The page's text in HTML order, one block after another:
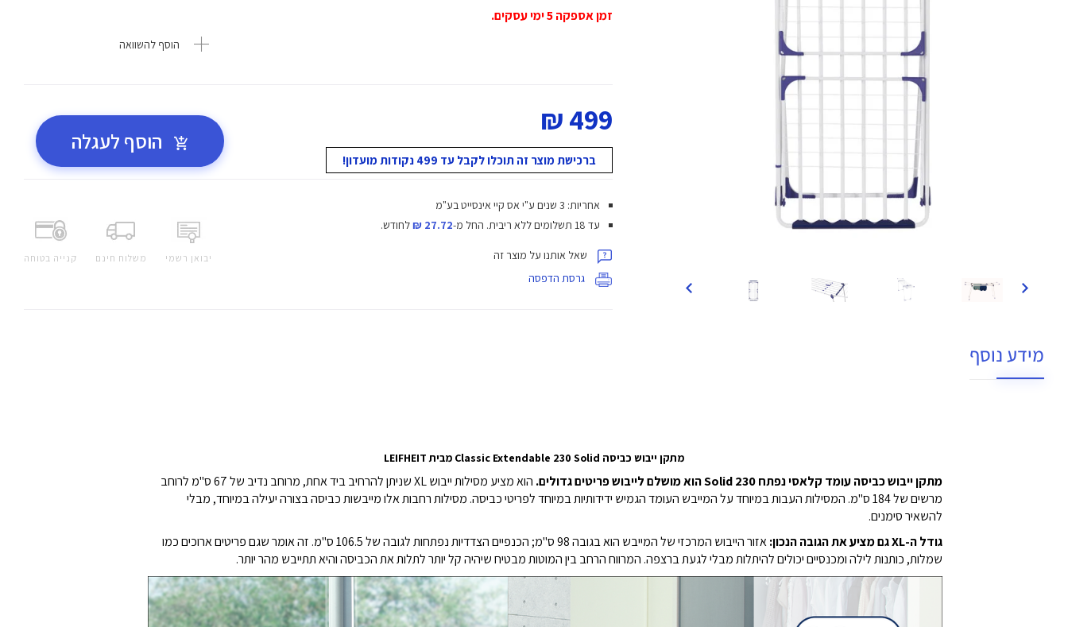
זמן אספקה 5 ימי עסקים.
הוסף להשוואה
499 ₪
ברכישת מוצר זה תוכלו לקבל עד 499 נקודות מועדון!
הוסף לעגלה
יבואן רשמי משלוח חינם קנייה בטוחה
אחריות: 3 שנים ע"י אס קיי אינסייט בע"מ
עד 18 תשלומים ללא ריבית.
החל מ-27.72 ₪ לחודש.
שאל אותנו על מוצר זה
גרסת הדפסה
מידע נוסף
מתקן ייבוש כביסה Classic Extendable 230 Solid מבית LEIFHEIT
מתקן ייבוש כביסה עומד קלאסי נפתח 230 Solid הוא מושלם לייבוש פריטים גדולים.
הוא מציע מסילות ייבוש XL שניתן להרחיב ביד אחת, מרוחב נדיב של 67 ס"מ לרוחב
מרשים של 184 ס"מ. המסילות העבות במיוחד על המייבש העומד הגמיש ידידותיות במיוחד לפריטי כביסה. מסילות רחבות אלו מייבשות כביסה בצורה יעילה במיוחד, מבלי
להשאיר סימנים.
גודל ה-XL גם מציע את הגובה הנכון:
אזור הייבוש המרכזי של המייבש הוא בגובה 98 ס"מ; הכנפיים הצדדיות נפתחות לגובה של 106.5 ס"מ. זה אומר שגם פריטים ארוכים כמו
שמלות, כותנות לילה ומכנסיים יכולים להיתלות מבלי לגעת ברצפה. המרווח הרחב בין המוטות מבטיח שיהיה קל יותר לתלות את הכביסה והיא תתייבש מהר יותר.